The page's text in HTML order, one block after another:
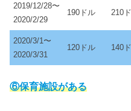
2019/12/28〜
2020/2/29
190ドル 210
2020/3/1〜
2020/3/31
120ドル 140
⑥保育施設がある